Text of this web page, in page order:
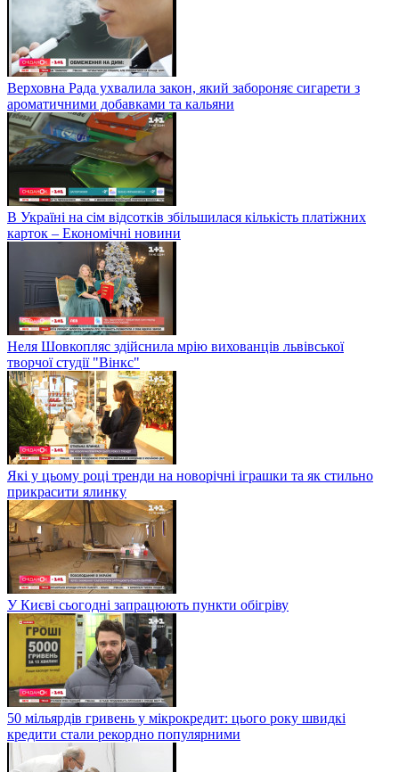
Верховна Рада ухвалила закон, який забороняє сигарети з
ароматичними добавками та кальяни
В Україні на сім відсотків збільшилася кількість платіжних
карток – Економічні новини
Неля Шовкопляс здійснила мрію вихованців львівської
творчої студії "Вінкс"
Які у цьому році тренди на новорічні іграшки та як стильно
прикрасити ялинку
У Києві сьогодні запрацюють пункти обігріву
50 мільярдів гривень у мікрокредит: цього року швидкі
кредити стали рекордно популярними